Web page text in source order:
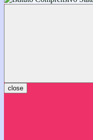
inizieranno il 14 settembre
close